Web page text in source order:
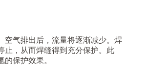
空气排出后，流量将逐渐减少。焊
止，从而焊缝得到充分保护。此
保护效果。